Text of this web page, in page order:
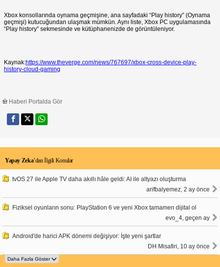
Xbox konsollarında oynama geçmişine, ana sayfadaki “Play history” (Oynama
geçmişi) kutucuğundan ulaşmak mümkün. Aynı liste, Xbox PC uygulamasında
“Play history” sekmesinde ve kütüphanenizde de görüntüleniyor.
Kaynak:https://www.theverge.com/news/767697/xbox-cross-device-play-
history-cloud-gaming
Haberi Portalda Gör
Yapay Zeka’dan İlgili Konular
tvOS 27 ile Apple TV daha akıllı hâle geldi: AI ile altyazı oluşturma
arifbalyemez, 2 ay önce
Fiziksel oyunların sonu: PlayStation 6 ve yeni Xbox tamamen dijital ol
evo_4, geçen ay
Android'de harici APK dönemi değişiyor: İşte yeni şartlar
DH Misafiri, 10 ay önce